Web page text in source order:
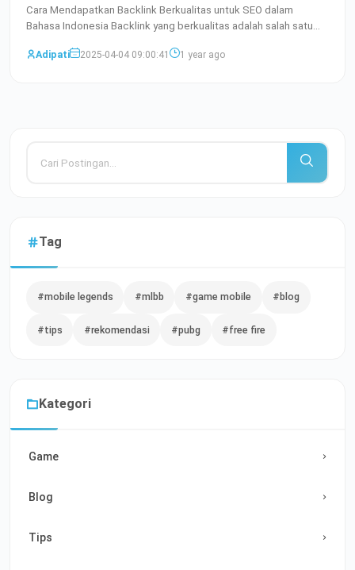
Cara Mendapatkan Backlink Berkualitas untuk SEO dalam
Bahasa Indonesia Backlink yang berkualitas adalah salah satu
Adipati
2025-04-04 09:00:41 1 year ago
Tag
#mobile legends #mlbb #game mobile #blog
#tips #rekomendasi #pubg #free fire
Kategori
Game
Blog
Tips